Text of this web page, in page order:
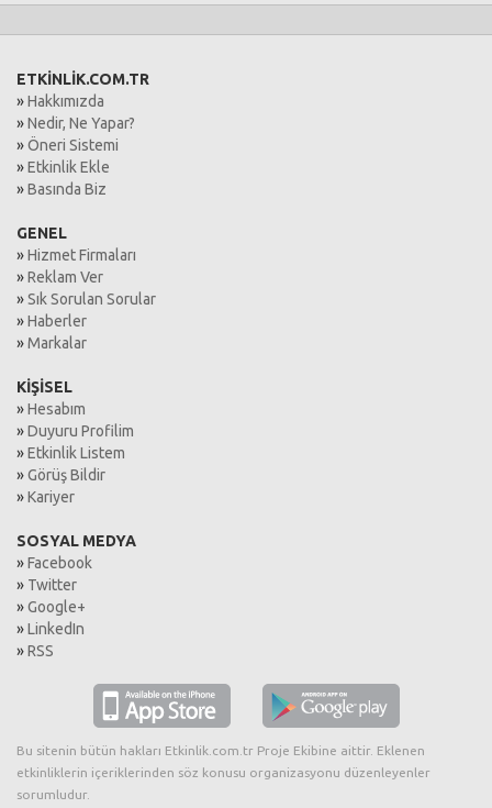
ETKİNLİK.COM.TR
»Hakkımızda
»Nedir, Ne Yapar?
»Öneri Sistemi
»Etkinlik Ekle
»Basında Biz
GENEL
»Hizmet Firmaları
»Reklam Ver
»Sık Sorulan Sorular
»Haberler
»Markalar
KİŞİSEL
»Hesabım
»Duyuru Profilim
»Etkinlik Listem
»Görüş Bildir
»Kariyer
SOSYAL MEDYA
»Facebook
» Twitter
»Google+
»LinkedIn
»RSS
Bu sitenin bütün hakları Etkinlik.com.tr Proje Ekibine aittir. Eklenen
etkinliklerin içeriklerinden söz konusu organizasyonu düzenleyenler
sorumludur.